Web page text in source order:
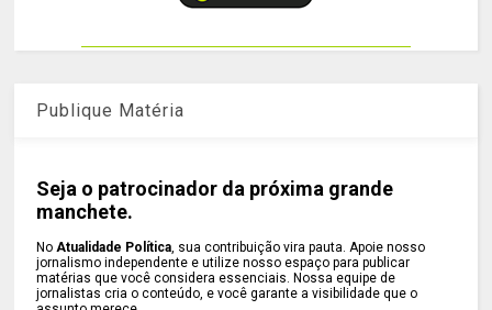
Publique Matéria
Seja o patrocinador da próxima grande
manchete.
NoAtualidade Política, sua contribuição vira pauta. Apoie nosso
jornalismo independente e utilize nosso espaço para publicar
matérias que você considera essenciais. Nossa equipe de
jornalistas cria o conteúdo, e você garante a visibilidade que o